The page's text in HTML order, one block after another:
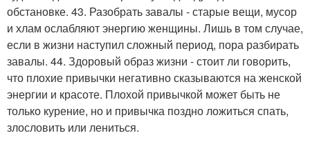
обстановке. 43. Разобрать завалы - старые вещи, мусор
и хлам ослабляют энергию женщины. Лишь в том случае,
если в жизни наступил сложный период, пора разбирать
завалы. 44. Здоровый образ жизни - стоит ли говорить,
что плохие привычки негативно сказываются на женской
энергии и красоте. Плохой привычкой может быть не
только курение, но и привычка поздно ложиться спать,
злословить или лениться.